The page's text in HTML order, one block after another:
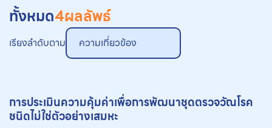
ทั้งหมด4ผลลัพธ์
เรียงลำดับตาม ความเกี่ยวข้อง
การประเมินความคุ้มค่าเพื่อการพัฒนาชุดตรวจวัณโรค
ชนิดไม่ใช่ตัวอย่างเสมหะ